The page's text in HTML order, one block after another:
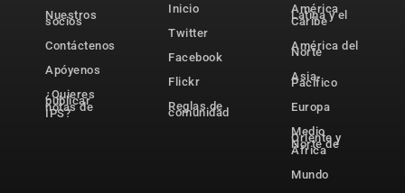
Nuestros
socios
Contáctenos
Apóyenos
¿Quieres
publicar
notas de
IPS?
Inicio
Twitter
Facebook
Flickr
Reglas de
comunidad
América
Latina y el
Caribe
América del
Norte
Asia-
Pacífico
Europa
Medio
Oriente y
Norte de
África
Mundo